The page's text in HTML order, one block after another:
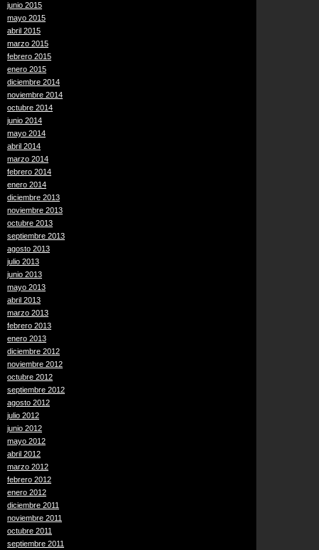
junio 2015
mayo 2015
abril 2015
marzo 2015
febrero 2015
enero 2015
diciembre 2014
noviembre 2014
octubre 2014
junio 2014
mayo 2014
abril 2014
marzo 2014
febrero 2014
enero 2014
diciembre 2013
noviembre 2013
octubre 2013
septiembre 2013
agosto 2013
julio 2013
junio 2013
mayo 2013
abril 2013
marzo 2013
febrero 2013
enero 2013
diciembre 2012
noviembre 2012
octubre 2012
septiembre 2012
agosto 2012
julio 2012
junio 2012
mayo 2012
abril 2012
marzo 2012
febrero 2012
enero 2012
diciembre 2011
noviembre 2011
octubre 2011
septiembre 2011